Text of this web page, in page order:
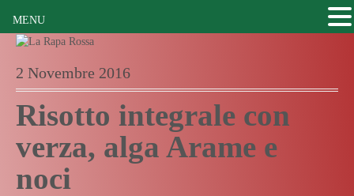
2 Novembre 2016
Risotto integrale con
verza, alga Arame e
noci
MENU